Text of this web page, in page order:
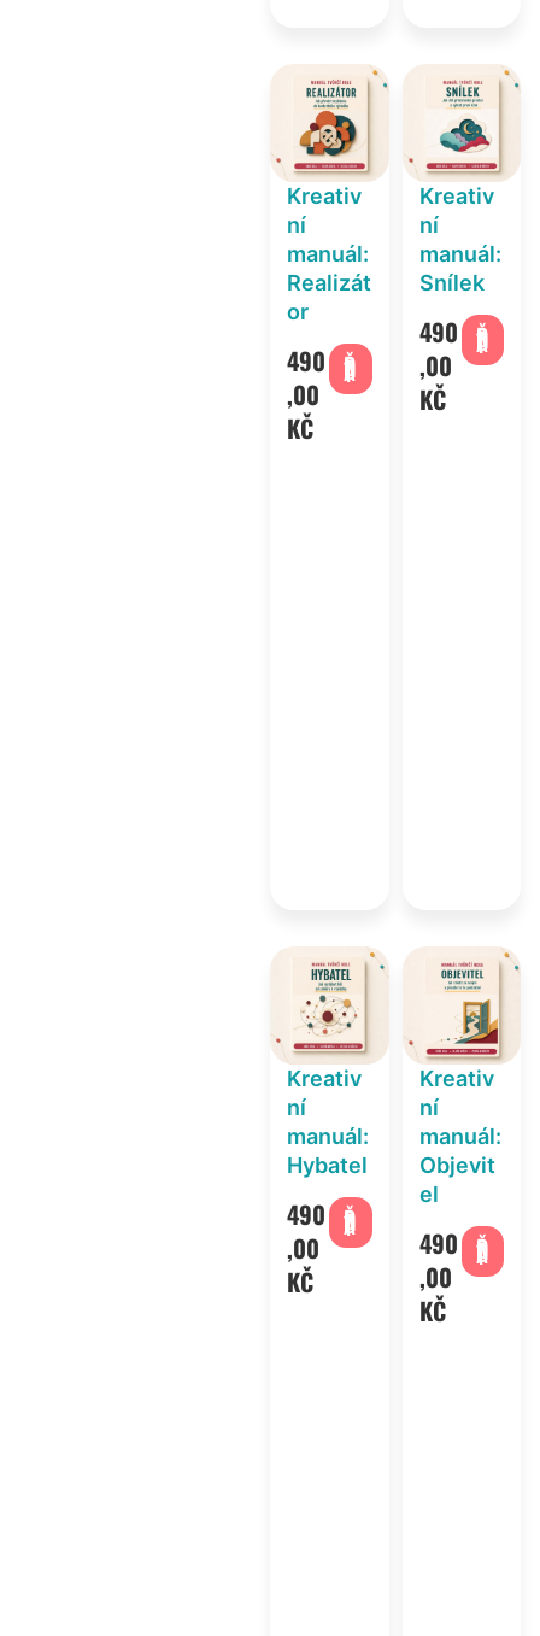
Kreativ
ní
manuál:
Realizát
or
490
,00
KČ
PŘIDAT
Kreativ
ní
manuál:
Snílek
490
,00
KČ
PŘIDAT
Kreativ
ní
manuál:
Hybatel
490
,00
KČ
PŘIDAT
Kreativ
ní
manuál:
Objevit
el
490
,00
KČ
PŘIDAT